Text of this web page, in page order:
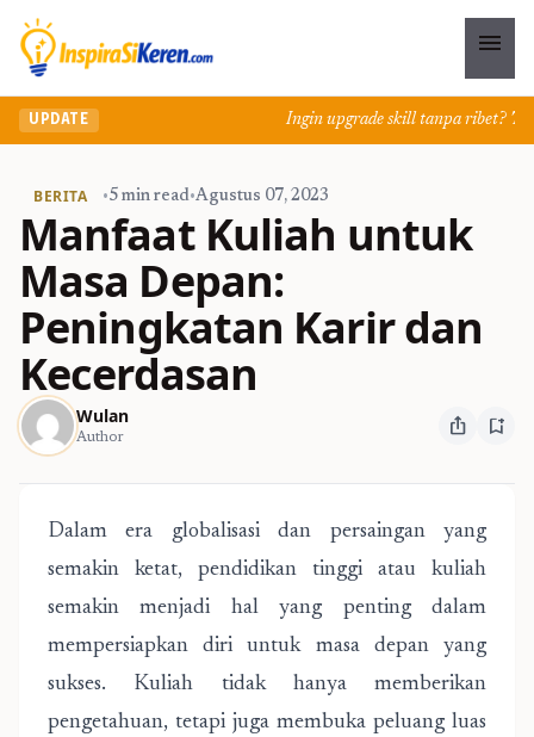
menu
UPDATE Ingin upgrade skill tanpa ribet?
BERITA •5 min read•Agustus 07, 2023
Manfaat Kuliah untuk
Masa Depan:
Peningkatan Karir dan
Kecerdasan
Wulan
Author ios_share bookmark_add
Dalam era globalisasi dan persaingan yang
semakin ketat, pendidikan tinggi atau kuliah
semakin menjadi hal yang penting dalam
mempersiapkan diri untuk masa depan yang
sukses. Kuliah tidak hanya memberikan
pengetahuan, tetapi juga membuka peluang luas